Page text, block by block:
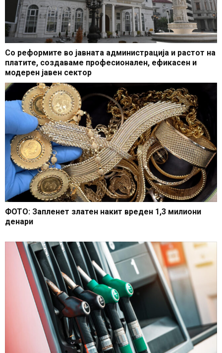
Со реформите во јавната администрација и растот на
платите, создаваме професионален, ефикасен и
модерен јавен сектор
ФОТО: Запленет златен накит вреден 1,3 милиони
денари